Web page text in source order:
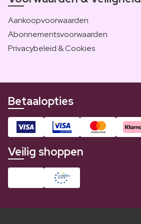
Aankoopvoorwaarden
Abonnementsvoorwaarden
Privacybeleid & Cookies
Betaalopties
Veilig shoppen